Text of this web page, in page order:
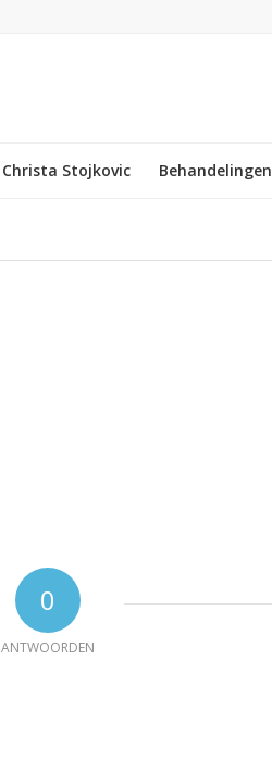
Christa Stojkovic Behandelingen
0
ANTWOORDEN